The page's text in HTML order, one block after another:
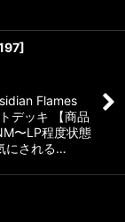
Flames
デッキ 【商品
〜LP程度状態
にされる…